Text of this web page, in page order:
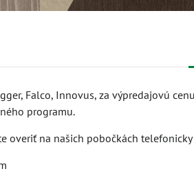
Falco, Innovus, za výpredajovú
programu.
overiť na našich pobočkách